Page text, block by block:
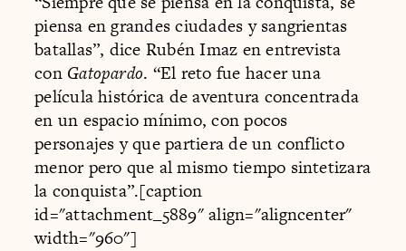
piensa en grandes ciudades y sangrientas
batallas”, dice Rubén Imaz en entrevista
con Gatopardo. “El reto fue hacer una
película histórica de aventura concentrada
en un espacio mínimo, con pocos
personajes y que partiera de un conflicto
menor pero que al mismo tiempo sintetizara
la conquista”.[caption
id="attachment_5889" align="aligncenter"
width="960"]